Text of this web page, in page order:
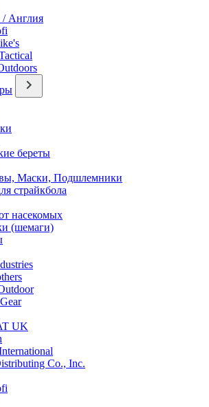
/ Англия
береты
Маски, Подшлемники
страйкбола
насекомых
(шемаги)
UK
Co., Inc.